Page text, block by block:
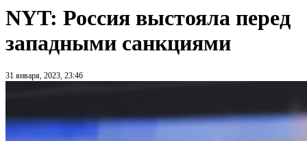
NYT: Россия выстояла перед
западными санкциями
31 января, 2023, 23:46